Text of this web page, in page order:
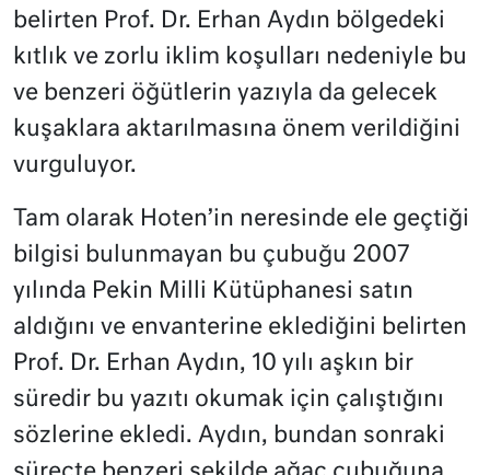
belirten Prof. Dr. Erhan Aydın bölgedeki
kıtlık ve zorlu iklim koşulları nedeniyle bu
ve benzeri öğütlerin yazıyla da gelecek
kuşaklara aktarılmasına önem verildiğini
vurguluyor.
Tam olarak Hoten’in neresinde ele geçtiği
bilgisi bulunmayan bu çubuğu 2007
yılında Pekin Milli Kütüphanesi satın
aldığını ve envanterine eklediğini belirten
Prof. Dr. Erhan Aydın, 10 yılı aşkın bir
süredir bu yazıtı okumak için çalıştığını
sözlerine ekledi. Aydın, bundan sonraki